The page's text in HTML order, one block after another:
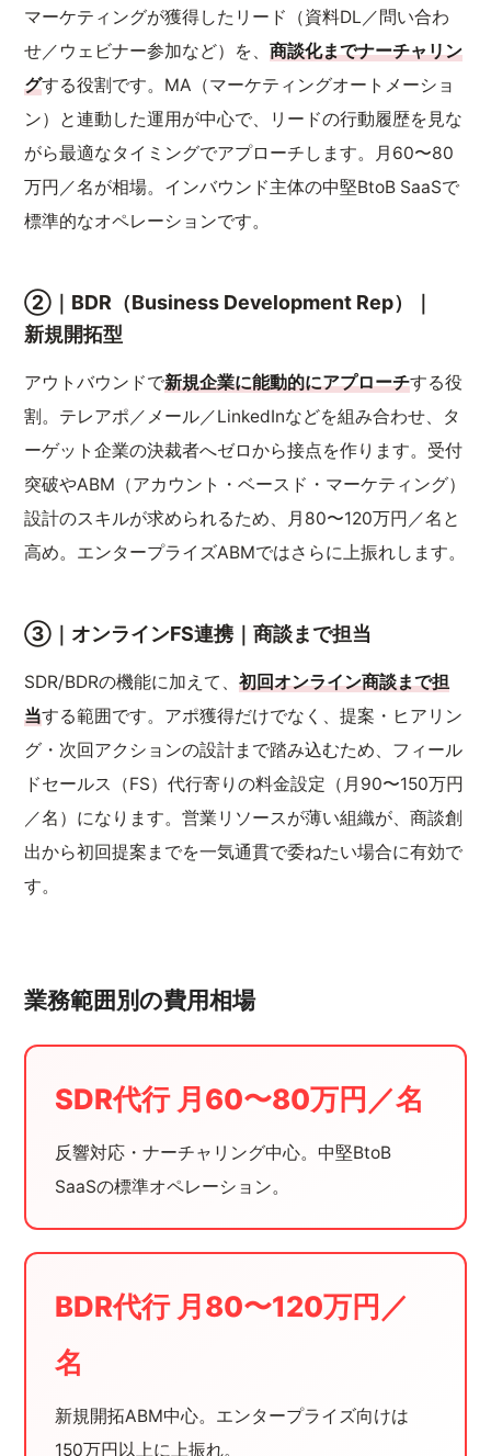
マーケティングが獲得したリード（資料DL／問い合わ
せ／ウェビナー参加など）を、商談化までナーチャリン
グする役割です。MA（マーケティングオートメーショ
ン）と連動した運用が中心で、リードの行動履歴を見な
がら最適なタイミングでアプローチします。月60〜80
万円／名が相場。インバウンド主体の中堅BtoB SaaSで
標準的なオペレーションです。
②｜BDR（Business Development Rep）｜
新規開拓型
アウトバウンドで新規企業に能動的にアプローチする役
割。テレアポ／メール／LinkedInなどを組み合わせ、タ
ーゲット企業の決裁者へゼロから接点を作ります。受付
突破やABM（アカウント・ベースド・マーケティング）
設計のスキルが求められるため、月80〜120万円／名と
高め。エンタープライズABMではさらに上振れします。
③｜オンラインFS連携｜商談まで担当
SDR/BDRの機能に加えて、初回オンライン商談まで担
当する範囲です。アポ獲得だけでなく、提案・ヒアリン
グ・次回アクションの設計まで踏み込むため、フィール
ドセールス（FS）代行寄りの料金設定（月90〜150万円
／名）になります。営業リソースが薄い組織が、商談創
出から初回提案までを一気通貫で委ねたい場合に有効で
す。
業務範囲別の費用相場
SDR代行 月60〜80万円／名
反響対応・ナーチャリング中心。中堅BtoB
SaaSの標準オペレーション。
BDR代行 月80〜120万円／
名
新規開拓ABM中心。エンタープライズ向けは
150万円以上に上振れ。